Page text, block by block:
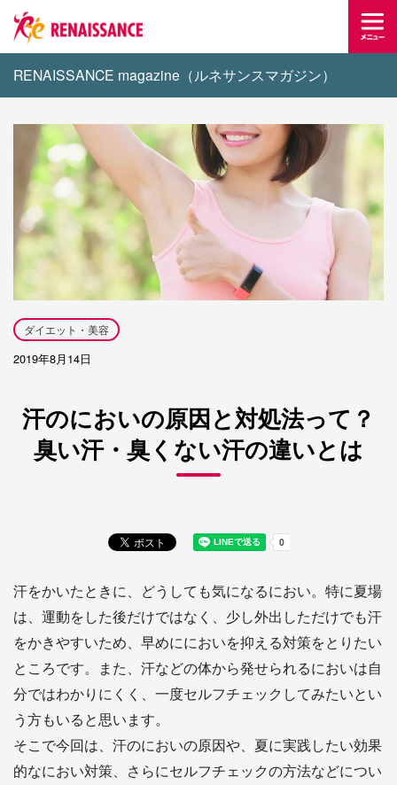
RENAISSANCE magazine（ルネサンスマガジン）
ダイエット・美容
2019年8月14日
汗のにおいの原因と対処法って？
臭い汗・臭くない汗の違いとは
汗をかいたときに、どうしても気になるにおい。特に夏場
は、運動をした後だけではなく、少し外出しただけでも汗
をかきやすいため、早めににおいを抑える対策をとりたい
ところです。また、汗などの体から発せられるにおいは自
分ではわかりにくく、一度セルフチェックしてみたいとい
う方もいると思います。
そこで今回は、汗のにおいの原因や、夏に実践したい効果
的なにおい対策、さらにセルフチェックの方法などについ